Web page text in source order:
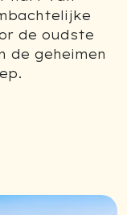
de oudste
de geheimen